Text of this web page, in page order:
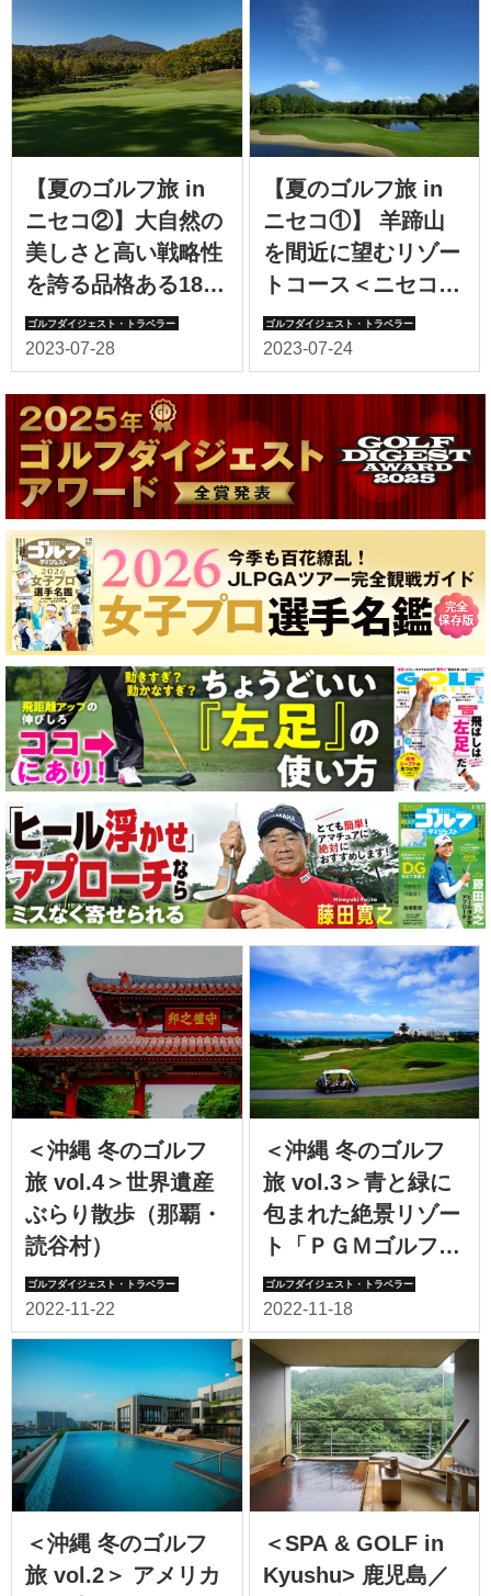
【夏のゴルフ旅 in
ニセコ②】大自然の
美しさと高い戦略性
を誇る品格ある18ホ
ール ＜HANAZONO
GOLF＞
【夏のゴルフ旅 in
ニセコ①】 羊蹄山
を間近に望むリゾー
トコース＜ニセコビ
レッジゴルフコース
＞
＜沖縄 冬のゴルフ
旅 vol.4＞世界遺産
ぶらり散歩（那覇・
読谷村）
＜沖縄 冬のゴルフ
旅 vol.3＞青と緑に
包まれた絶景リゾー
ト「ＰＧＭゴルフリ
ゾート沖縄【ＧＲＡ
ＮＤ ＰＧＭ】」
（恩納村）
＜沖縄 冬のゴルフ
旅 vol.2＞ アメリカ
＜SPA & GOLF in
Kyushu> 鹿児島／